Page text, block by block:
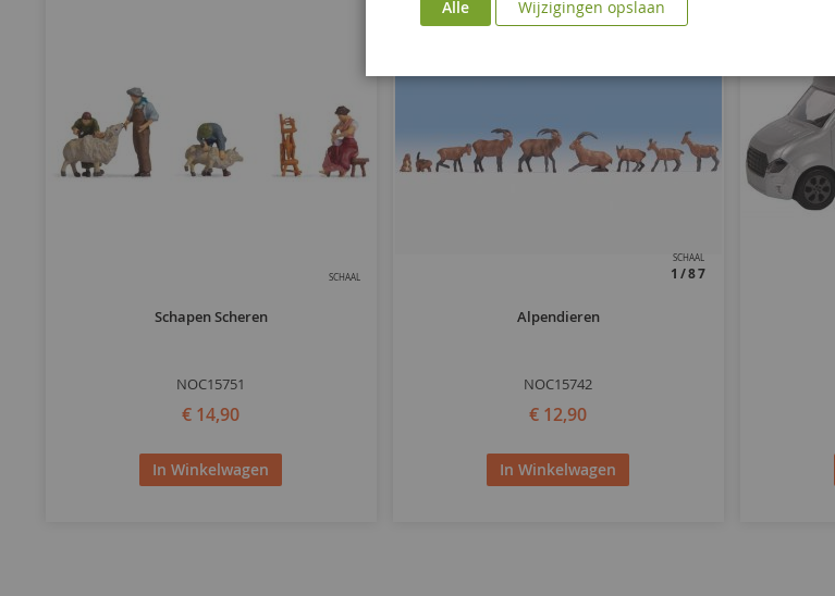
SCHAAL
Schapen Scheren
NOC15751
€ 14,90
In Winkelwagen
SCHAAL
1/87
Alpendieren
NOC15742
€ 12,90
In Winkelwagen
Alle Wijzigingen opslaan